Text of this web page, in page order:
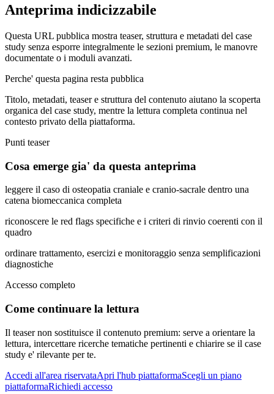
Anteprima indicizzabile
Questa URL pubblica mostra teaser, struttura e metadati del case
study senza esporre integralmente le sezioni premium, le manovre
documentate o i moduli avanzati.
Perche' questa pagina resta pubblica
Titolo, metadati, teaser e struttura del contenuto aiutano la scoperta
organica del case study, mentre la lettura completa continua nel
contesto privato della piattaforma.
Punti teaser
Cosa emerge gia' da questa anteprima
leggere il caso di osteopatia craniale e cranio-sacrale dentro una
catena biomeccanica completa
riconoscere le red flags specifiche e i criteri di rinvio coerenti con il
quadro
ordinare trattamento, esercizi e monitoraggio senza semplificazioni
diagnostiche
Accesso completo
Come continuare la lettura
Il teaser non sostituisce il contenuto premium: serve a orientare la
lettura, intercettare ricerche tematiche pertinenti e chiarire se il case
study e' rilevante per te.
Accedi all'area riservataApri l'hub piattaformaScegli un piano
piattaformaRichiedi accesso